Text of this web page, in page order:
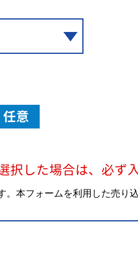
任意
した場合は、必ず
本フォームを利用した売り